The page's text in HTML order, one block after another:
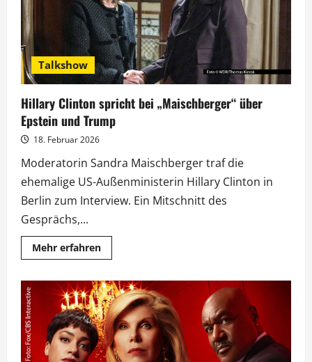
Talkshow
Hillary Clinton spricht bei „Maischberger“ über
Epstein und Trump
18. Februar 2026
Moderatorin Sandra Maischberger traf die
ehemalige US-Außenministerin Hillary Clinton in
Berlin zum Interview. Ein Mitschnitt des
Gesprächs,...
Mehr erfahrenMehr
Informationen
Clinton
spricht
bei
„Maischberger“
über
Epstein
und
Trump